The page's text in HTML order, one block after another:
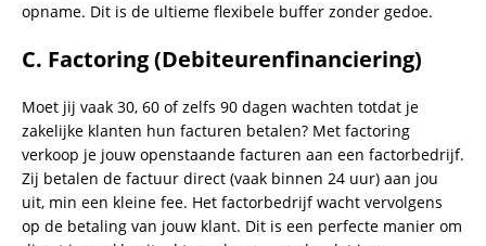
opname. Dit is de ultieme flexibele buffer zonder gedoe.
C. Factoring (Debiteurenfinanciering)
Moet jij vaak 30, 60 of zelfs 90 dagen wachten totdat je
zakelijke klanten hun facturen betalen? Met factoring
verkoop je jouw openstaande facturen aan een factorbedrijf.
Zij betalen de factuur direct (vaak binnen 24 uur) aan jou
uit, min een kleine fee. Het factorbedrijf wacht vervolgens
op de betaling van jouw klant. Dit is een perfecte manier om